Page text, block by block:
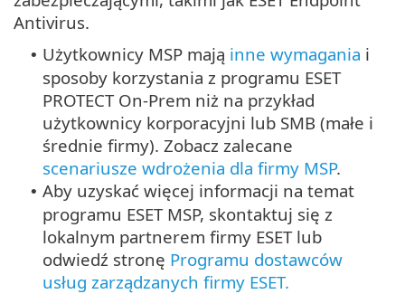
Antivirus.
• Użytkownicy MSP mają inne wymagania i
sposoby korzystania z programu ESET
PROTECT On-Prem niż na przykład
użytkownicy korporacyjni lub SMB (małe i
średnie firmy). Zobacz zalecane
scenariusze wdrożenia dla firmy MSP.
• Aby uzyskać więcej informacji na temat
programu ESET MSP, skontaktuj się z
lokalnym partnerem firmy ESET lub
odwiedź stronę Programu dostawców
usług zarządzanych firmy ESET.